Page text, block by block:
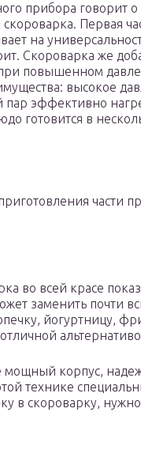
прибора говорит
Первая
на
Скороварка же
повышенном
высокое
эффективно
готовится в
части
во всей красе
заменить почти
йогуртницу,
мощный корпус,
технике
в скороварку,